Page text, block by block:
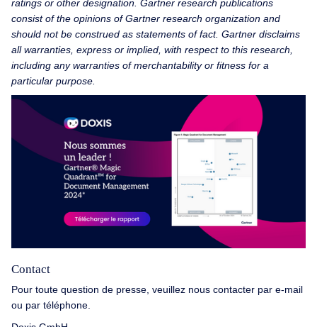
ratings or other designation. Gartner research publications
consist of the opinions of Gartner research organization and
should not be construed as statements of fact. Gartner disclaims
all warranties, express or implied, with respect to this research,
including any warranties of merchantability or fitness for a
particular purpose.
Contact
Pour toute question de presse, veuillez nous contacter par e-mail
ou par téléphone.